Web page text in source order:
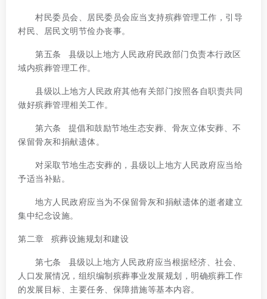
村民委员会、居民委员会应当支持殡葬管理工作，引导
村民、居民文明节俭办丧事。
第五条 县级以上地方人民政府民政部门负责本行政区
域内殡葬管理工作。
县级以上地方人民政府其他有关部门按照各自职责共同
做好殡葬管理相关工作。
第六条 提倡和鼓励节地生态安葬、骨灰立体安葬、不
保留骨灰和捐献遗体。
对采取节地生态安葬的，县级以上地方人民政府应当给
予适当补贴。
地方人民政府应当为不保留骨灰和捐献遗体的逝者建立
集中纪念设施。
第二章 殡葬设施规划和建设
第七条 县级以上地方人民政府应当根据经济、社会、
人口发展情况，组织编制殡葬事业发展规划，明确殡葬工作
的发展目标、主要任务、保障措施等基本内容。